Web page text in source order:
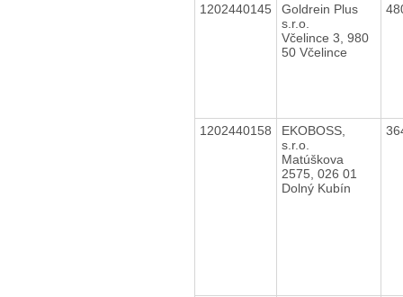
1202440145
Goldrein Plus
s.r.o.
Včelince 3, 980
50 Včelince
1202440158
EKOBOSS,
s.r.o.
Matúškova
2575, 026 01
Dolný Kubín